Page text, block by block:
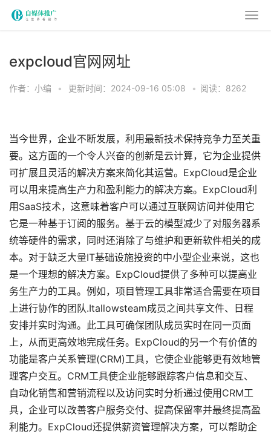
expcloud官网网址
作者：小编 • 更新时间：2024-09-16 05:08 • 阅读：8262
当今世界，企业不断发展，利用最新技术保持竞争力至关重
要。这方面的一个令人兴奋的创新是云计算，它为企业提供
可扩展且灵活的解决方案来简化其运营。ExpCloud是企业
可以用来提高生产力和盈利能力的解决方案。ExpCloud利
用SaaS技术，这意味着客户可以通过互联网访问并使用它
它是一种基于订阅的服务。基于云的模型减少了对服务器系
统等硬件的需求，同时还消除了与维护和更新软件相关的成
本。对于缺乏大量IT基础设施投资的中小型企业来说，这也
是一个理想的解决方案。ExpCloud提供了多种可以提高业
务生产力的工具。例如，项目管理工具非常适合需要在项目
上进行协作的团队.Itallowsteam成员之间共享文件、日程
安排并实时沟通。此工具可确保团队成员实时在同一页面
上，从而更高效地完成任务。ExpCloud的另一个有价值的
功能是客户关系管理(CRM)工具，它使企业能够更有效地管
理客户交互。CRM工具使企业能够跟踪客户信息和交互、
自动化销售和营销流程以及访问实时分析通过使用CRM工
具，企业可以改善客户服务交付、提高保留率并最终提高盈
利能力。ExpCloud还提供薪资管理解决方案，可以帮助企